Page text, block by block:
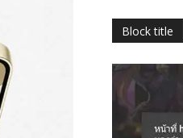
Block title